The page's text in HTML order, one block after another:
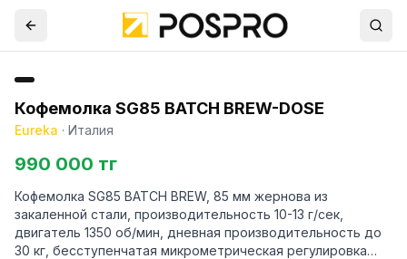
Кофемолка SG85 BATCH BREW-DOSE
Eureka · Италия
990 000 тг
Кофемолка SG85 BATCH BREW, 85 мм жернова из
закаленной стали, производительность 10-13 г/сек,
двигатель 1350 об/мин, дневная производительность до
30 кг, бесступенчатая микрометрическая регулировка